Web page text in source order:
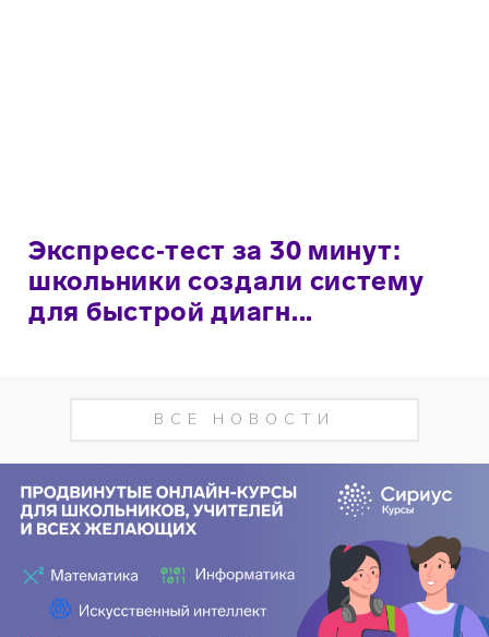
Экспресс‑тест за 30 минут:
школьники создали систему
для быстрой диагн...
ВСЕ НОВОСТИ